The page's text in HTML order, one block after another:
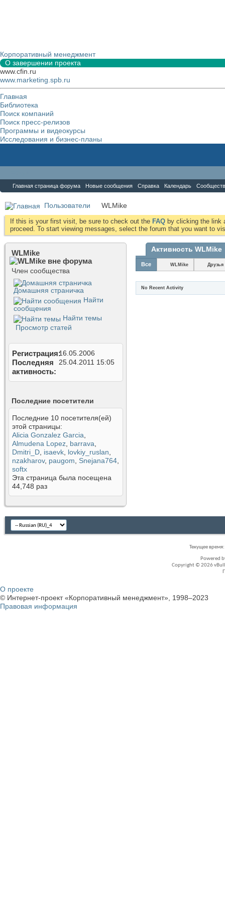
Корпоративный менеджмент
О завершении проекта
www.cfin.ru
www.marketing.spb.ru
Главная
Библиотека
Поиск компаний
Поиск пресс-релизов
Программы и видеокурсы
Исследования и бизнес-планы
Главная страница форума Новые сообщения Справка Календарь
Пользователи WLMike
If this is your first visit, be sure to check out the FAQ by clicking the link
proceed. To start viewing messages, select the forum that you want to
WLMike
Член сообщества
Домашняя страничка
Найти
сообщения
Найти темы
Просмотр статей
Регистрация16.05.2006
Последняя
активность
25.04.2011 15:05
Последние посетители
Последние 10 посетителя(ей)
этой страницы:
Alicia Gonzalez Garcia
Almudena Lopez barrava
Dmitri_D isaevk lovkiy_ruslan
nzakharov, paugom Snejana764
softx
Эта страница была посещена
44,748 раз
Активность WLMike
Все WLMike Друзья
No Recent Activity
Текущее время:
Powered
Copyright © 2026
О проекте
© Интернет-проект «Корпоративный менеджмент», 1998–2023
Правовая информация